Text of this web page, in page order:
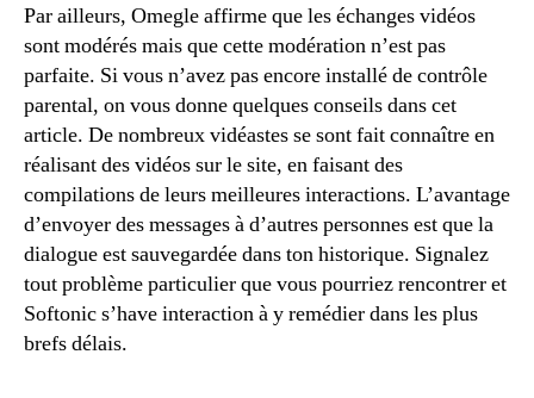
Par ailleurs, Omegle affirme que les échanges vidéos
sont modérés mais que cette modération n’est pas
parfaite. Si vous n’avez pas encore installé de contrôle
parental, on vous donne quelques conseils dans cet
article. De nombreux vidéastes se sont fait connaître en
réalisant des vidéos sur le site, en faisant des
compilations de leurs meilleures interactions. L’avantage
d’envoyer des messages à d’autres personnes est que la
dialogue est sauvegardée dans ton historique. Signalez
tout problème particulier que vous pourriez rencontrer et
Softonic s’have interaction à y remédier dans les plus
brefs délais.